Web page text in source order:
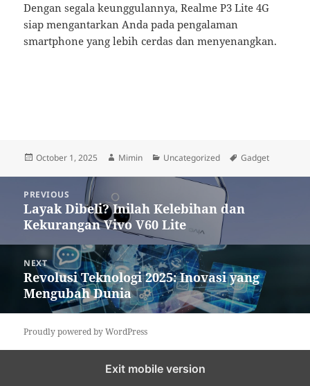
Dengan segala keunggulannya, Realme P3 Lite 4G
siap mengantarkan Anda pada pengalaman
smartphone yang lebih cerdas dan menyenangkan.
Posted
October 1, 2025 Author
Mimin Categories
Uncategorized Tags
Gadget
navigation
PREVIOUS
Previous
post:
Layak Dibeli? Inilah Kelebihan dan
Kekurangan Vivo V60 Lite
NEXT
Next
post:
Revolusi Teknologi 2025: Inovasi yang
Mengubah Dunia
Proudly powered by WordPress
Exit mobile version